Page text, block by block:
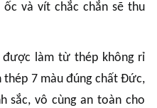
ốc và vít chắc chắn sẽ thu
được làm từ thép không rỉ
thép 7 màu đúng chất Đức,
sắc, vô cùng an toàn cho